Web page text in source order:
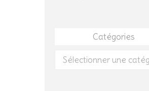
Catégories
Catégories